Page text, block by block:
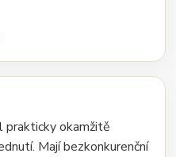
prakticky okamžitě
Mají bezkonkurenční